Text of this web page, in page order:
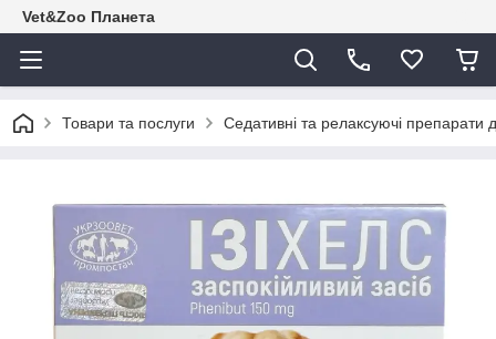
Vet&Zoo Планета
Товари та послуги Седативні та релаксуючі препарати